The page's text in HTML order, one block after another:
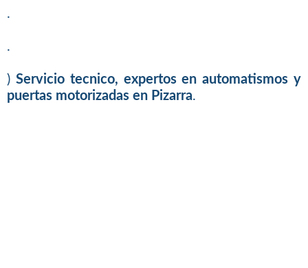
.
.
) Servicio tecnico, expertos en automatismos y
puertas motorizadas en Pizarra.